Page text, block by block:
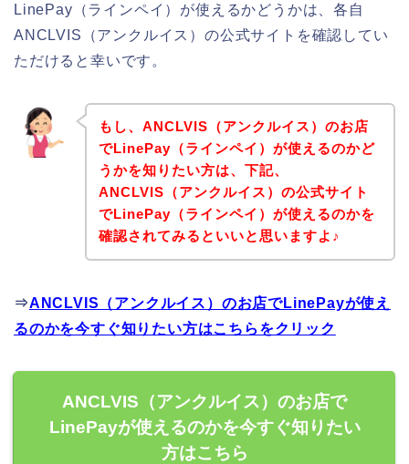
LinePay（ラインペイ）が使えるかどうかは、各自
ANCLVIS（アンクルイス）の公式サイトを確認してい
ただけると幸いです。
もし、ANCLVIS（アンクルイス）のお店
でLinePay（ラインペイ）が使えるのかど
うかを知りたい方は、下記、
ANCLVIS（アンクルイス）の公式サイト
でLinePay（ラインペイ）が使えるのかを
確認されてみるといいと思いますよ♪
⇒ANCLVIS（アンクルイス）のお店でLinePayが使え
るのかを今すぐ知りたい方はこちらをクリック
ANCLVIS（アンクルイス）のお店で
LinePayが使えるのかを今すぐ知りたい
方はこちら